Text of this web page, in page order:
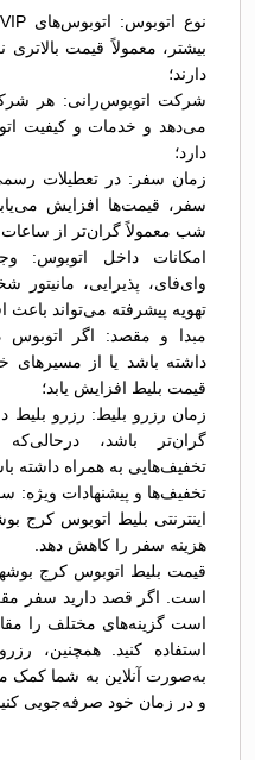
بیشتر، معمولاً قیمت
دارند؛
شرکت اتوبوس‌رانی: هر
می‌دهد و خدمات و کیفیت
دارد؛
زمان سفر: در تعطیلات
سفر، قیمت‌ها افزایش
شب معمولاً گران‌تر از
امکانات داخل اتوبوس:
وای‌فای، پذیرایی،
تهویه پیشرفته می‌تواند
مبدا و مقصد: اگر
داشته باشد یا از
قیمت بلیط افزایش یابد؛
زمان رزرو بلیط: رزرو
گران‌تر باشد،
تخفیف‌هایی به همراه داشته
تخفیف‌ها و پیشنهادات ویژه:
اینترنتی بلیط اتوبوس کرج
هزینه سفر را کاهش دهد.
قیمت بلیط اتوبوس کرج
است. اگر قصد دارید سفر
است گزینه‌های مختلف را
استفاده کنید. همچنین،
به‌صورت آنلاین به شما کمک
و در زمان خود صرفه‌جویی